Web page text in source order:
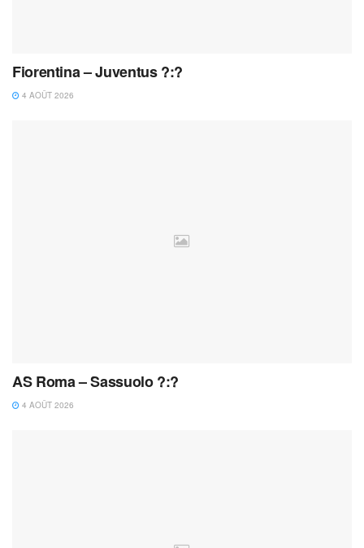
Fiorentina – Juventus ?:?
4 AOÛT 2026
AS Roma – Sassuolo ?:?
4 AOÛT 2026